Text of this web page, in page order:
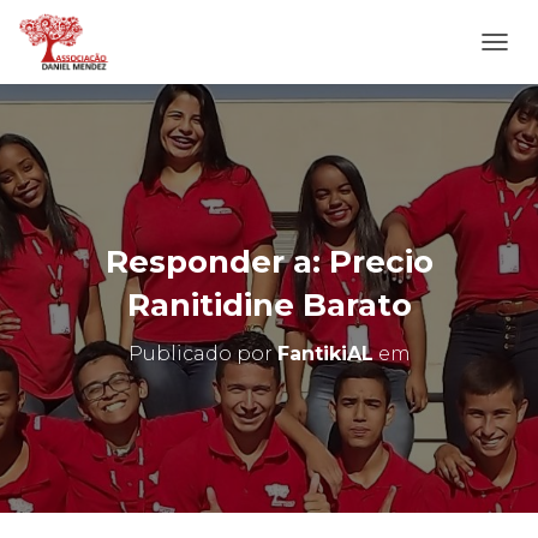
L
T
E
R
N
A
N
A
E
G
O
Responder a: Precio
Ranitidine Barato
Publicado porFantikiALem